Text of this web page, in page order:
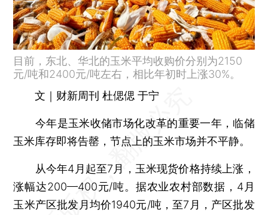
目前，东北、华北的玉米平均收购价分别为2150
元/吨和2400元/吨左右，相比年初时上涨30%。
文｜财新周刊 杜偲偲 于宁
今年是玉米收储市场化改革的重要一年，临储
玉米库存即将告罄，节点上的玉米市场并不平静。
从今年4月起至7月，玉米现货价格持续上涨，
涨幅达200—400元/吨。据农业农村部数据，4月
玉米产区批发月均价1940元/吨，至7月，产区批发